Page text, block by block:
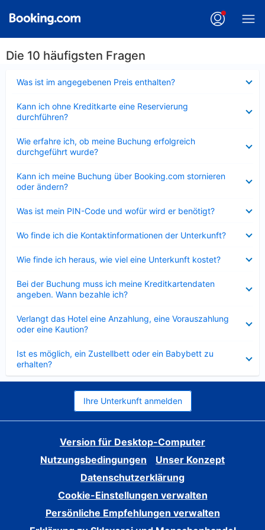
Die 10 häufigsten Fragen
Was ist im angegebenen Preis enthalten?
Kann ich ohne Kreditkarte eine Reservierung
durchführen?
Wie erfahre ich, ob meine Buchung erfolgreich
durchgeführt wurde?
Kann ich meine Buchung über Booking.com stornieren
oder ändern?
Was ist mein PIN-Code und wofür wird er benötigt?
Wo finde ich die Kontaktinformationen der Unterkunft?
Wie finde ich heraus, wie viel eine Unterkunft kostet?
Bei der Buchung muss ich meine Kreditkartendaten
angeben. Wann bezahle ich?
Verlangt das Hotel eine Anzahlung, eine Vorauszahlung
oder eine Kaution?
Ist es möglich, ein Zustellbett oder ein Babybett zu
erhalten?
Ihre Unterkunft anmelden
Version für Desktop-Computer
Nutzungsbedingungen
Unser Konzept
Datenschutzerklärung
Cookie-Einstellungen verwalten
Persönliche Empfehlungen verwalten